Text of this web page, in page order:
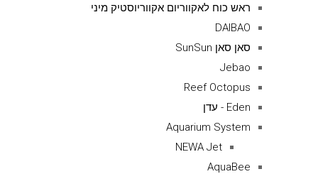
ראש כוח לאקווריום אקווריוסטיק מיני
DAIBAO
סאן סאן SunSun
Jebao
Reef Octopus
Eden - עדן
Aquarium System
NEWA Jet
AquaBee